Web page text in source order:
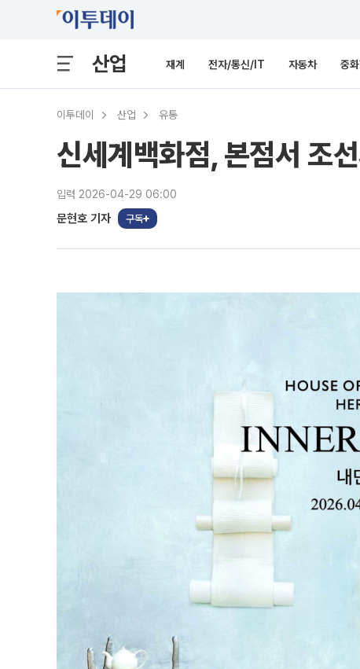
산업 재계 전자/통신/IT 자동차 중
이투데이 산업 유통
신세계백화점, 본점서 조
입력 2026-04-29 06:00
문현호 기자 구독